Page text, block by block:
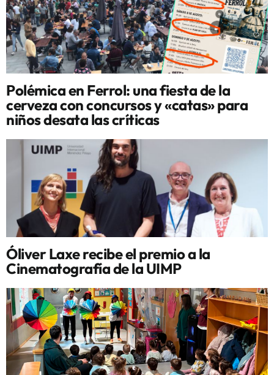
Polémica en Ferrol: una fiesta de la
cerveza con concursos y «catas» para
niños desata las críticas
Óliver Laxe recibe el premio a la
Cinematografía de la UIMP